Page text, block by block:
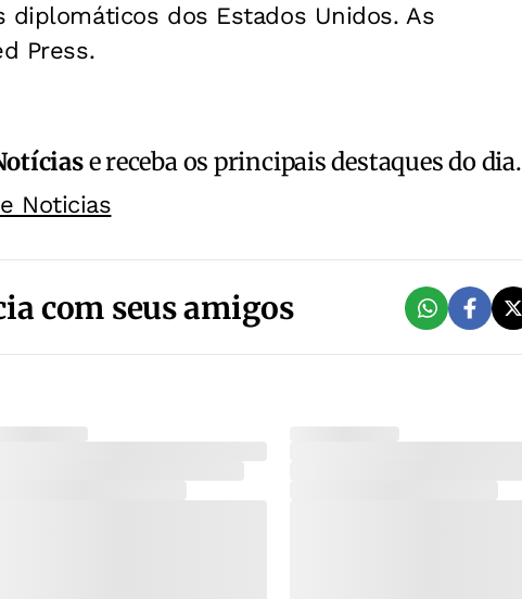
dos Estados Unidos. As
Press.
e receba os principais destaques do dia.
Noticias
com seus amigos